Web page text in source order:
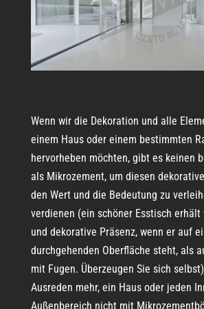
Wenn wir die Dekoration und alle
einem Haus oder einem bestimmten
hervorheben möchten, gibt es keinen
als Mikrozement, um diesen
den Wert und die Bedeutung zu
verdienen (ein schöner Esstisch
und dekorative Präsenz, wenn er auf
durchgehenden Oberfläche steht, als
mit Fugen. Überzeugen Sie sich
Ausreden mehr, ein Haus oder jeden
Außenbereich nicht mit